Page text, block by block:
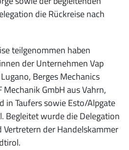
die Rückreise nach
teilgenommen haben
der Unternehmen Vap
Berges Mechanics
Mechanik GmbH aus Vahrn,
in Taufers sowie Esto/Alpgate
Begleitet wurde die Delegation
der Handelskammer